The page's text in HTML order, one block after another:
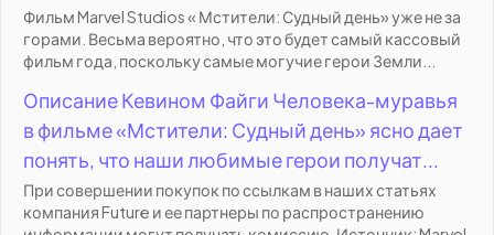
Фильм Marvel Studios « Мстители: Судный день» уже не за
горами. Весьма вероятно, что это будет самый кассовый
фильм года, поскольку самые могучие герои Земли...
Описание Кевином Файги Человека-муравья
в фильме «Мстители: Судный день» ясно дает
понять, что наши любимые герои получат...
При совершении покупок по ссылкам в наших статьях
компания Future и ее партнеры по распространению